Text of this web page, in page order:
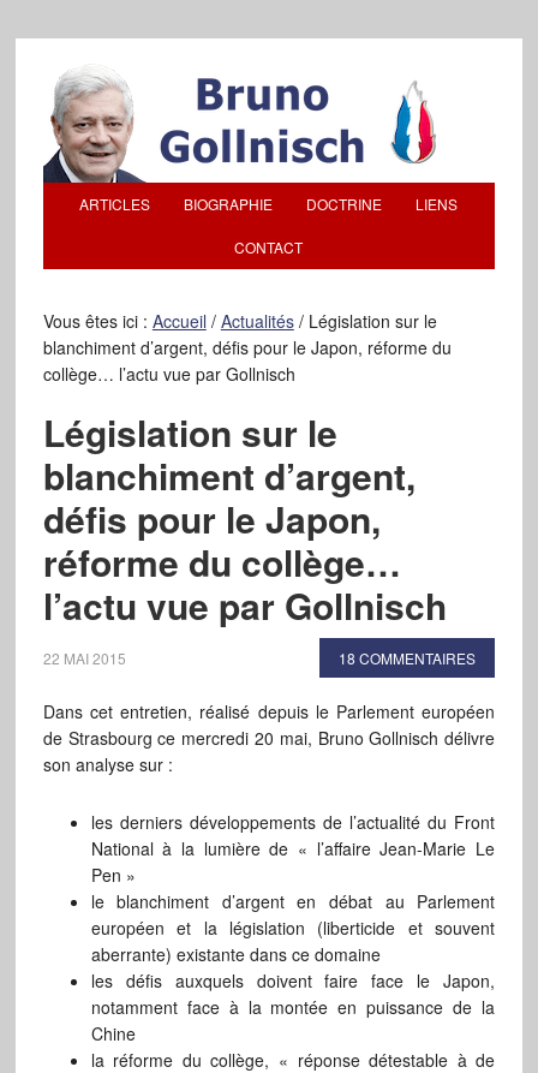
ARTICLES BIOGRAPHIE DOCTRINE LIENS
CONTACT
Vous êtes ici : Accueil / Actualités /Législation sur le
blanchiment d’argent, défis pour le Japon, réforme du
collège… l’actu vue par Gollnisch
Législation sur le
blanchiment d’argent,
défis pour le Japon,
réforme du collège…
l’actu vue par Gollnisch
22 MAI 2015 18 COMMENTAIRES
Dans cet entretien, réalisé depuis le Parlement européen
de Strasbourg ce mercredi 20 mai, Bruno Gollnisch délivre
son analyse sur :
les derniers développements de l’actualité du Front
National à la lumière de « l’affaire Jean-Marie Le
Pen »
le blanchiment d’argent en débat au Parlement
européen et la législation (liberticide et souvent
aberrante) existante dans ce domaine
les défis auxquels doivent faire face le Japon,
notamment face à la montée en puissance de la
Chine
la réforme du collège, « réponse détestable à de